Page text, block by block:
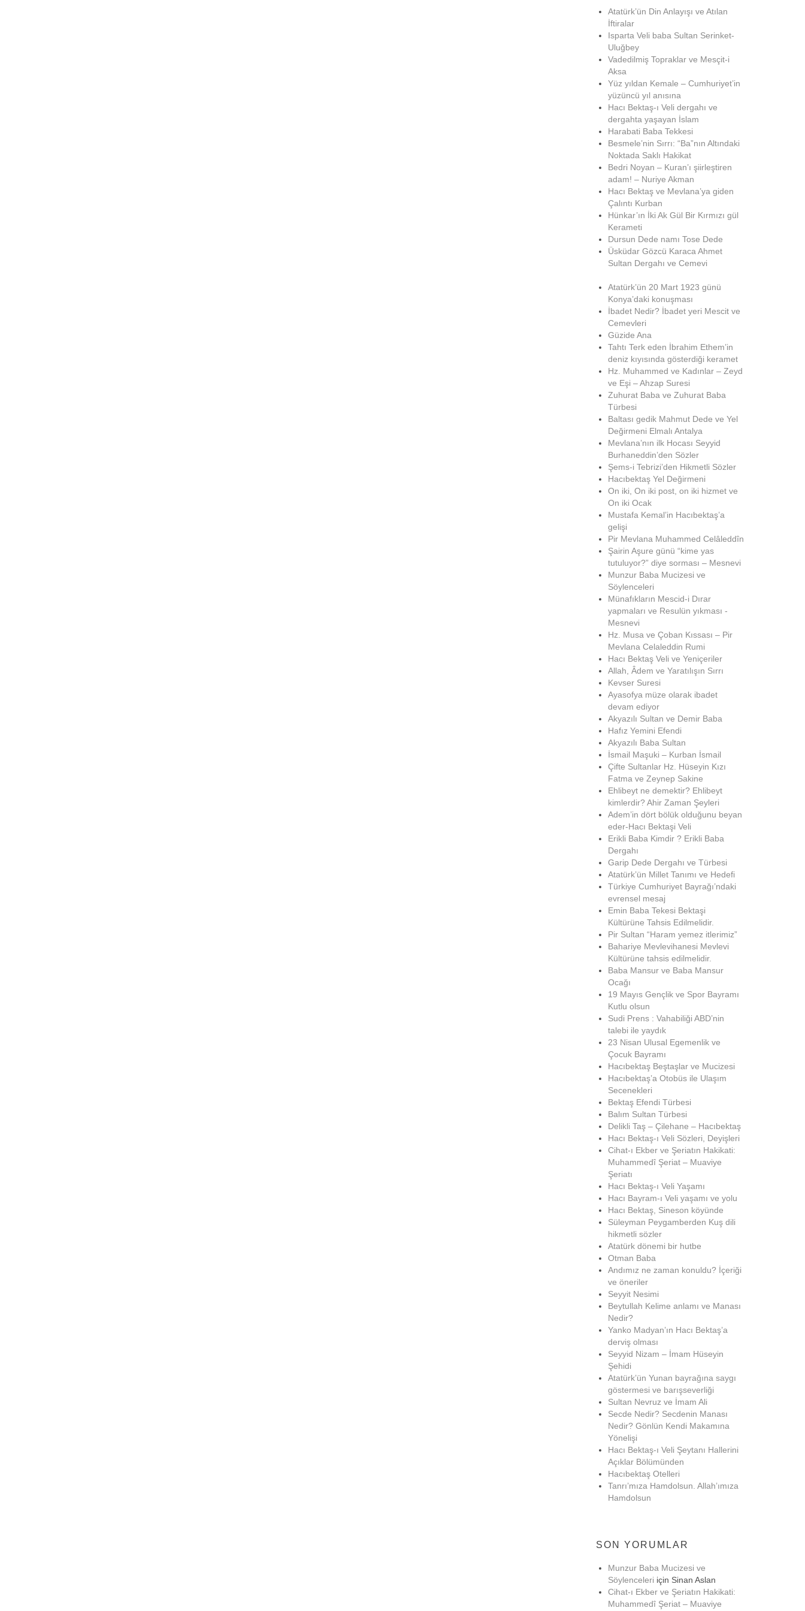
Atatürk’ün Din Anlayışı ve Atılan
İftiralar
Isparta Veli baba Sultan Serinket-
Uluğbey
Vadedilmiş Topraklar ve Mesçit-i
Aksa
Yüz yıldan Kemale – Cumhuriyet’in
yüzüncü yıl anısına
Hacı Bektaş-ı Veli dergahı ve
dergahta yaşayan İslam
Harabati Baba Tekkesi
Besmele’nin Sırrı: “Ba”nın Altındaki
Noktada Saklı Hakikat
Bedri Noyan – Kuran’ı şiirleştiren
adam! – Nuriye Akman
Hacı Bektaş ve Mevlana’ya giden
Çalıntı Kurban
Hünkar’ın İki Ak Gül Bir Kırmızı gül
Kerameti
Dursun Dede namı Tose Dede
Üsküdar Gözcü Karaca Ahmet
Sultan Dergahı ve Cemevi
Atatürk’ün 20 Mart 1923 günü
Konya’daki konuşması
İbadet Nedir? İbadet yeri Mescit ve
Cemevleri
Güzide Ana
Tahtı Terk eden İbrahim Ethem’in
deniz kıyısında gösterdiği keramet
Hz. Muhammed ve Kadınlar – Zeyd
ve Eşi – Ahzap Suresi
Zuhurat Baba ve Zuhurat Baba
Türbesi
Baltası gedik Mahmut Dede ve Yel
Değirmeni Elmalı Antalya
Mevlana’nın ilk Hocası Seyyid
Burhaneddin’den Sözler
Şems-i Tebrizi’den Hikmetli Sözler
Hacıbektaş Yel Değirmeni
On iki, On iki post, on iki hizmet ve
On iki Ocak
Mustafa Kemal’in Hacıbektaş’a
gelişi
Pir Mevlana Muhammed Celâleddîn
Şairin Aşure günü “kime yas
tutuluyor?” diye sorması – Mesnevi
Munzur Baba Mucizesi ve
Söylenceleri
Münafıkların Mescid-i Dırar
yapmaları ve Resulün yıkması -
Mesnevi
Hz. Musa ve Çoban Kıssası – Pir
Mevlana Celaleddin Rumi
Hacı Bektaş Veli ve Yeniçeriler
Allah, Âdem ve Yaratılışın Sırrı
Kevser Suresi
Ayasofya müze olarak ibadet
devam ediyor
Akyazılı Sultan ve Demir Baba
Hafız Yemini Efendi
Akyazılı Baba Sultan
İsmail Maşuki – Kurban İsmail
Çifte Sultanlar Hz. Hüseyin Kızı
Fatma ve Zeynep Sakine
Ehlibeyt ne demektir? Ehlibeyt
kimlerdir? Ahir Zaman Şeyleri
Adem’in dört bölük olduğunu beyan
eder-Hacı Bektaşi Veli
Erikli Baba Kimdir ? Erikli Baba
Dergahı
Garip Dede Dergahı ve Türbesi
Atatürk’ün Millet Tanımı ve Hedefi
Türkiye Cumhuriyet Bayrağı’ndaki
evrensel mesaj
Emin Baba Tekesi Bektaşi
Kültürüne Tahsis Edilmelidir.
Pir Sultan “Haram yemez itlerimiz”
Bahariye Mevlevihanesi Mevlevi
Kültürüne tahsis edilmelidir.
Baba Mansur ve Baba Mansur
Ocağı
19 Mayıs Gençlik ve Spor Bayramı
Kutlu olsun
Sudi Prens : Vahabiliği ABD’nin
talebi ile yaydık
23 Nisan Ulusal Egemenlik ve
Çocuk Bayramı
Hacıbektaş Beştaşlar ve Mucizesi
Hacıbektaş’a Otobüs ile Ulaşım
Secenekleri
Bektaş Efendi Türbesi
Balım Sultan Türbesi
Delikli Taş – Çilehane – Hacıbektaş
Hacı Bektaş-ı Veli Sözleri, Deyişleri
Cihat-ı Ekber ve Şeriatın Hakikati:
Muhammedî Şeriat – Muaviye
Şeriatı
Hacı Bektaş-ı Veli Yaşamı
Hacı Bayram-ı Veli yaşamı ve yolu
Hacı Bektaş, Sineson köyünde
Süleyman Peygamberden Kuş dili
hikmetli sözler
Atatürk dönemi bir hutbe
Otman Baba
Andımız ne zaman konuldu? İçeriği
ve öneriler
Seyyit Nesimi
Beytullah Kelime anlamı ve Manası
Nedir?
Yanko Madyan’ın Hacı Bektaş’a
derviş olması
Seyyid Nizam – İmam Hüseyin
Şehidi
Atatürk’ün Yunan bayrağına saygı
göstermesi ve barışseverliği
Sultan Nevruz ve İmam Ali
Secde Nedir? Secdenin Manası
Nedir? Gönlün Kendi Makamına
Yönelişi
Hacı Bektaş-ı Veli Şeytanı Hallerini
Açıklar Bölümünden
Hacıbektaş Otelleri
Tanrı’mıza Hamdolsun. Allah’ımıza
Hamdolsun
SON YORUMLAR
Munzur Baba Mucizesi ve
Söylenceleri için Sinan Aslan
Cihat-ı Ekber ve Şeriatın Hakikati:
Muhammedî Şeriat – Muaviye